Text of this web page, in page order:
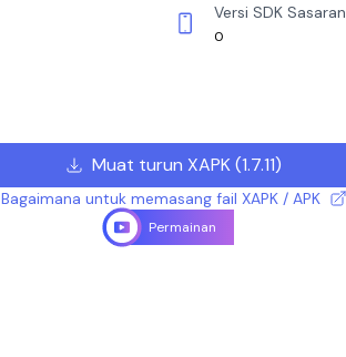
Versi SDK Sasaran
0
Muat turun XAPK(1.7.11)
Bagaimana untuk memasang fail XAPK / APK
Permainan